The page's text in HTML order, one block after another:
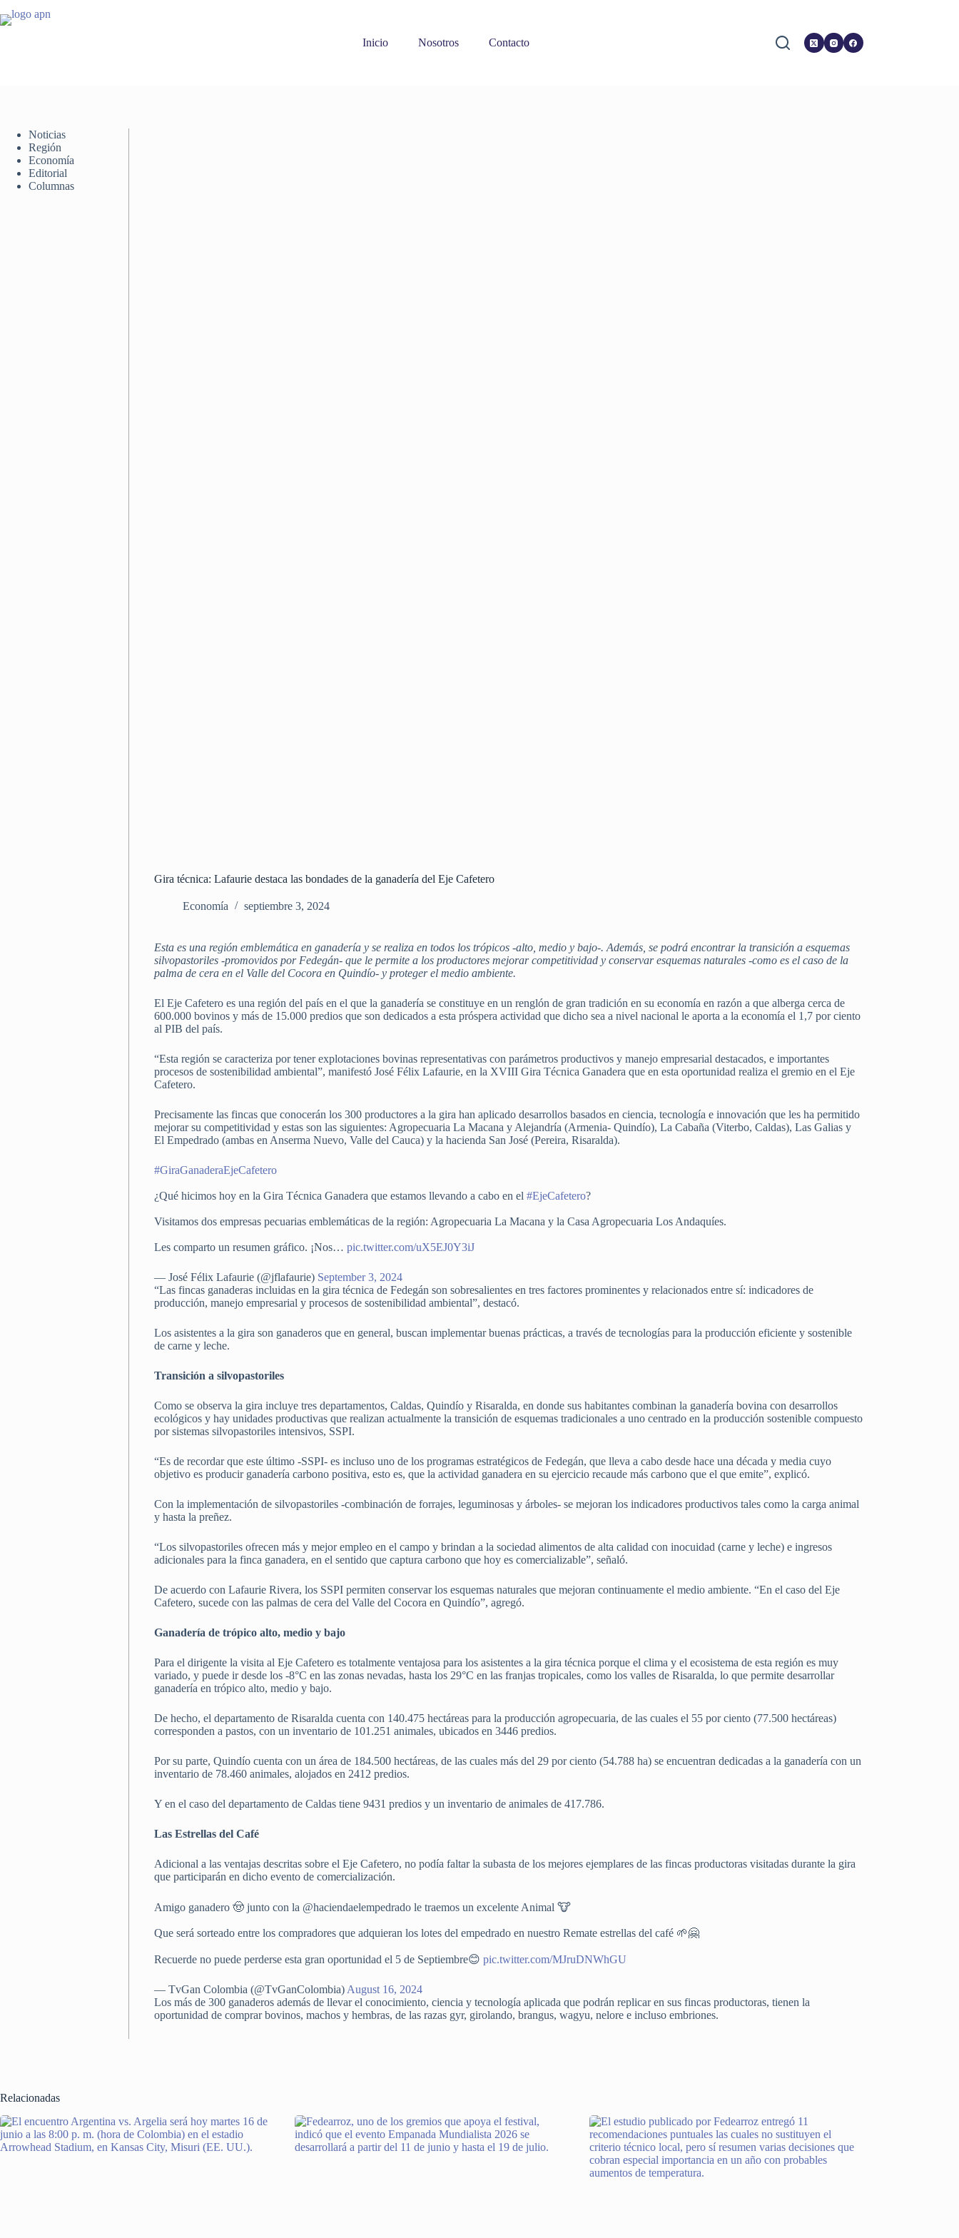
al
Inicio
Nosotros Contacto
Gira técnica: Lafaurie destaca las bondades de la ganadería del Eje Cafetero
Economía septiembre 3, 2024
Esta es una región emblemática en ganadería y se realiza en todos los trópicos -alto, medio y bajo-. Además, se podrá encontrar la transición a esquemas
silvopastoriles -promovidos por Fedegán- que le permite a los productores mejorar competitividad y conservar esquemas naturales -como es el caso de la
palma de cera en el Valle del Cocora en Quindío- y proteger el medio ambiente.
El Eje Cafetero es una región del país en el que la ganadería se constituye en un renglón de gran tradición en su economía en razón a que alberga cerca de
600.000 bovinos y más de 15.000 predios que son dedicados a esta próspera actividad que dicho sea a nivel nacional le aporta a la economía el 1,7 por ciento
al PIB del país.
“Esta región se caracteriza por tener explotaciones bovinas representativas con parámetros productivos y manejo empresarial destacados, e importantes
procesos de sostenibilidad ambiental”, manifestó José Félix Lafaurie, en la XVIII Gira Técnica Ganadera que en esta oportunidad realiza el gremio en el Eje
Cafetero.
Precisamente las fincas que conocerán los 300 productores a la gira han aplicado desarrollos basados en ciencia, tecnología e innovación que les ha permitido
mejorar su competitividad y estas son las siguientes: Agropecuaria La Macana y Alejandría (Armenia- Quindío), La Cabaña (Viterbo, Caldas), Las Galias y
El Empedrado (ambas en Anserma Nuevo, Valle del Cauca) y la hacienda San José (Pereira, Risaralda).
#GiraGanaderaEjeCafetero
¿Qué hicimos hoy en la Gira Técnica Ganadera que estamos llevando a cabo en el#EjeCafetero?
Visitamos dos empresas pecuarias emblemáticas de la región: Agropecuaria La Macana y la Casa Agropecuaria Los Andaquíes.
Les comparto un resumen gráfico. ¡Nos…pic.twitter.com/uX5EJ0Y3iJ
— José Félix Lafaurie (@jflafaurie) September 3, 2024
“Las fincas ganaderas incluidas en la gira técnica de Fedegán son sobresalientes en tres factores prominentes y relacionados entre sí: indicadores de
producción, manejo empresarial y procesos de sostenibilidad ambiental”, destacó.
Los asistentes a la gira son ganaderos que en general, buscan implementar buenas prácticas, a través de tecnologías para la producción eficiente y sostenible
de carne y leche.
Transición a silvopastoriles
Como se observa la gira incluye tres departamentos, Caldas, Quindío y Risaralda, en donde sus habitantes combinan la ganadería bovina con desarrollos
ecológicos y hay unidades productivas que realizan actualmente la transición de esquemas tradicionales a uno centrado en la producción sostenible compuesto
por sistemas silvopastoriles intensivos, SSPI.
“Es de recordar que este último -SSPI- es incluso uno de los programas estratégicos de Fedegán, que lleva a cabo desde hace una década y media cuyo
objetivo es producir ganadería carbono positiva, esto es, que la actividad ganadera en su ejercicio recaude más carbono que el que emite”, explicó.
Con la implementación de silvopastoriles -combinación de forrajes, leguminosas y árboles- se mejoran los indicadores productivos tales como la carga animal
y hasta la preñez.
“Los silvopastoriles ofrecen más y mejor empleo en el campo y brindan a la sociedad alimentos de alta calidad con inocuidad (carne y leche) e ingresos
adicionales para la finca ganadera, en el sentido que captura carbono que hoy es comercializable”, señaló.
De acuerdo con Lafaurie Rivera, los SSPI permiten conservar los esquemas naturales que mejoran continuamente el medio ambiente. “En el caso del Eje
Cafetero, sucede con las palmas de cera del Valle del Cocora en Quindío”, agregó.
Ganadería de trópico alto, medio y bajo
Para el dirigente la visita al Eje Cafetero es totalmente ventajosa para los asistentes a la gira técnica porque el clima y el ecosistema de esta región es muy
variado, y puede ir desde los -8°C en las zonas nevadas, hasta los 29°C en las franjas tropicales, como los valles de Risaralda, lo que permite desarrollar
ganadería en trópico alto, medio y bajo.
De hecho, el departamento de Risaralda cuenta con 140.475 hectáreas para la producción agropecuaria, de las cuales el 55 por ciento (77.500 hectáreas)
corresponden a pastos, con un inventario de 101.251 animales, ubicados en 3446 predios.
Por su parte, Quindío cuenta con un área de 184.500 hectáreas, de las cuales más del 29 por ciento (54.788 ha) se encuentran dedicadas a la ganadería con un
inventario de 78.460 animales, alojados en 2412 predios.
Y en el caso del departamento de Caldas tiene 9431 predios y un inventario de animales de 417.786.
Las Estrellas del Café
Adicional a las ventajas descritas sobre el Eje Cafetero, no podía faltar la subasta de los mejores ejemplares de las fincas productoras visitadas durante la gira
que participarán en dicho evento de comercialización.
Amigo ganadero 🤠 junto con la @haciendaelempedrado le traemos un excelente Animal 🐮
Que será sorteado entre los compradores que adquieran los lotes del empedrado en nuestro Remate estrellas del café 🌱🤗
Recuerde no puede perderse esta gran oportunidad el 5 de Septiembre😊pic.twitter.com/MJruDNWhGU
— TvGan Colombia (@TvGanColombia) August 16, 2024
Los más de 300 ganaderos además de llevar el conocimiento, ciencia y tecnología aplicada que podrán replicar en sus fincas productoras, tienen la
oportunidad de comprar bovinos, machos y hembras, de las razas gyr, girolando, brangus, wagyu, nelore e incluso embriones.
Noticias
Región
Economía
Editorial
Columnas
Relacionadas